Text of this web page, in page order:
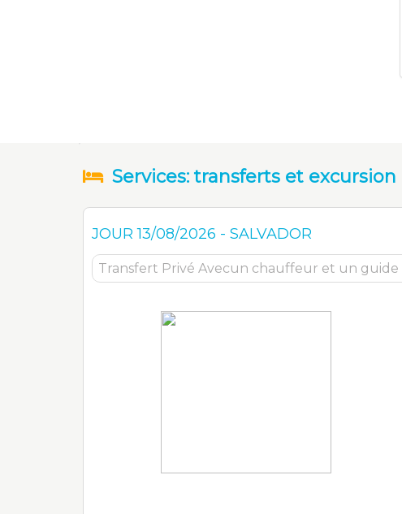
Services: transferts et excursion
JOUR13/08/2026 - SALVADOR